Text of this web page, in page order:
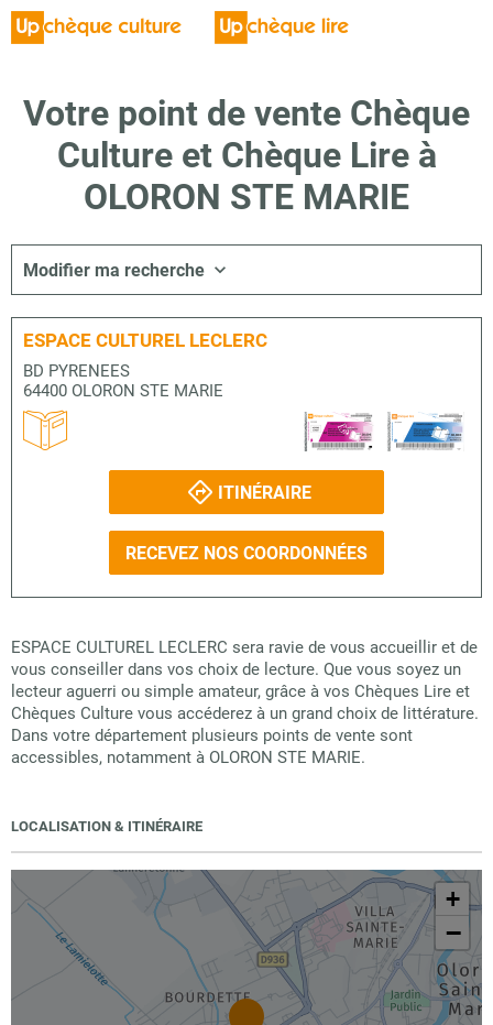
Votre point de vente Chèque
Culture et Chèque Lire à
OLORON STE MARIE
Modifier ma recherche
ESPACE CULTUREL LECLERC
BD PYRENEES
64400 OLORON STE MARIE
ITINÉRAIRE
RECEVEZ NOS COORDONNÉES
ESPACE CULTUREL LECLERC sera ravie de vous accueillir et de
vous conseiller dans vos choix de lecture. Que vous soyez un
lecteur aguerri ou simple amateur, grâce à vos Chèques Lire et
Chèques Culture vous accéderez à un grand choix de littérature.
Dans votre département plusieurs points de vente sont
accessibles, notamment à OLORON STE MARIE.
LOCALISATION & ITINÉRAIRE
+
−